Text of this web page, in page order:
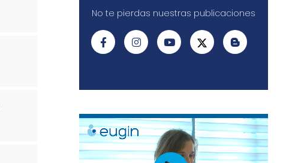
No te pierdas nuestras publicaciones